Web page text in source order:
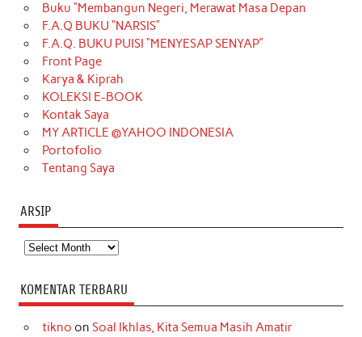
b
o
o
k
a
g
r
a
m
o
k
e
r
e
d
t
e
u
b
Buku “Membangun Negeri, Merawat Masa Depan
F.A.Q BUKU “NARSIS”
F.A.Q. BUKU PUISI “MENYESAP SENYAP”
Front Page
Karya & Kiprah
KOLEKSI E-BOOK
Kontak Saya
MY ARTICLE @YAHOO INDONESIA
Portofolio
Tentang Saya
ARSIP
Arsip
KOMENTAR TERBARU
tikno on Soal Ikhlas, Kita Semua Masih Amatir